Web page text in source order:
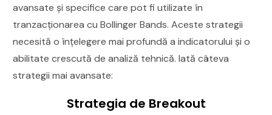
avansate și specifice care pot fi utilizate în
tranzacționarea cu Bollinger Bands. Aceste strategii
necesită o înțelegere mai profundă a indicatorului și o
abilitate crescută de analiză tehnică. Iată câteva
strategii mai avansate:
Strategia de Breakout